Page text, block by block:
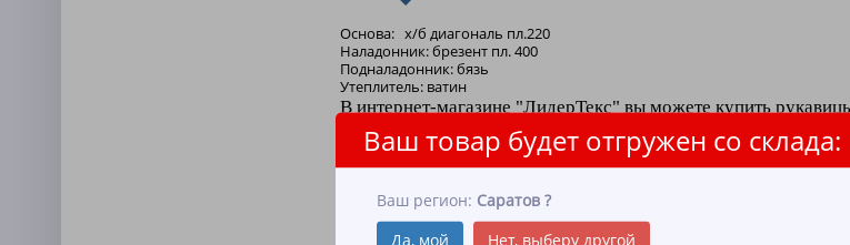
Ваш товар будет отгружен со склада:
Ваш регион: Саратов ?
Да, мой
Нет, выберу другой
Основа: х/б диагональ пл.220
Наладонник: брезент пл. 400
Подналадонник: бязь
Утеплитель: ватин
В интернет-магазине "ЛидерТекс" вы можете купить
Данные рукавицы отлично подойдут для работы, при
защищают от производственных травм, ожогов, влаги и
износостойкость и срок службы рукавиц значительно выше!
Все рукавицы производятся на собственных мощностях